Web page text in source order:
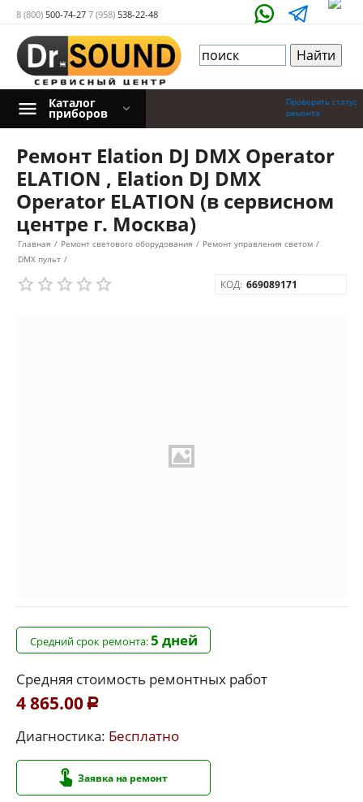
8 (800) 500-74-27 7 (958) 538-22-48
Проверить статус
ремонта
Каталог
приборов
Ремонт Elation DJ DMX Operator
ELATION , Elation DJ DMX
Operator ELATION (в сервисном
центре г. Москва)
Главная / Ремонт светового оборудования / Ремонт управления светом /
DMX пульт /
КОД: 669089171
Средний срок ремонта:5 дней
Средняя стоимость ремонтных работ
4 865.00 Р
Диагностика: Бесплатно
Заявка на ремонт